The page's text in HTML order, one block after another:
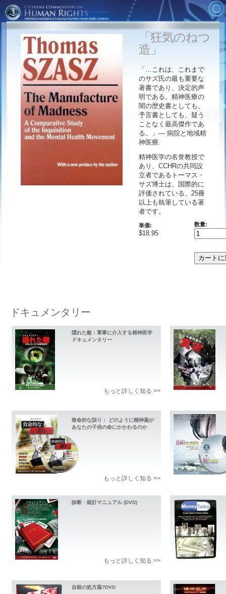
CCHRについて
CCHRとは?
業績
会長からのメッセージ
顧問委員会
精神保健のための人権宣言
「精神医学：死を生み出している産業」
博物館
ビデオ
CCHR広告
隠れた敵
心の専門家の真実
診断・統計マニュアル
心の病を売り込む
巨利をむさぼる
精神医学：死を生み出している産業
暴力を引き起こす精神医学の処方薬
精神医学についての真実
基本的なデータ
CCHRの出版物
ダウンロード
代替療法
活動を始める
活動に参加する
メンバーシップ/寄付
精神医薬の副作用を通報する
注文する
「狂気のねつ
造」
「…これは、これまで
のサズ氏の最も重要な
著書であり、決定的声
明である。精神医療の
闇の歴史書としても、
予言書としても、疑う
ことなく最高傑作であ
る。」― 病院と地域精
神医療
精神医学の名誉教授で
あり、CCHRの共同設
立者であるトーマス・
サズ博士は、国際的に
評価されている、25冊
以上も執筆している著
者です。
単価:
$18.95
数量:
ドキュメンタリー
隠れた敵：軍事に介入する精神医学
ドキュメンタリー
もっと詳しく知る >>
致命的な誤り： どのように精神薬が
あなたの子供の命にかかわるのか
もっと詳しく知る >>
診断・統計マニュアル (DVD)
もっと詳しく知る >>
自殺の処方薬?DVD